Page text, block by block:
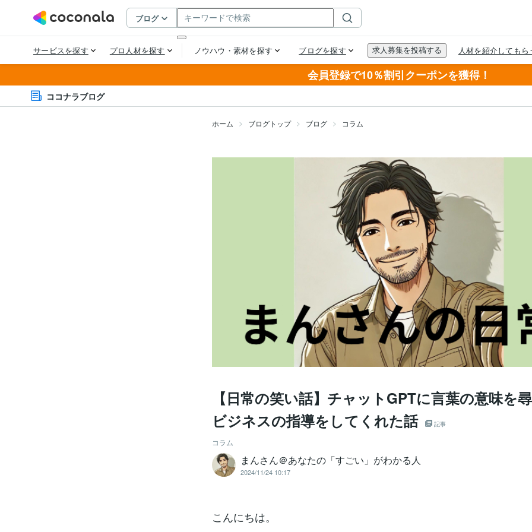
会員登録で10％割引クーポンを獲得！
ココナラブログ
ホーム ブログトップ ブログ コラム
【日常の笑い話】チャットGPTに言葉の意味を
ビジネスの指導をしてくれた話
記事
コラム
まんさん＠あなたの「すごい」がわかる人
2024/11/24 10:17
こんにちは。